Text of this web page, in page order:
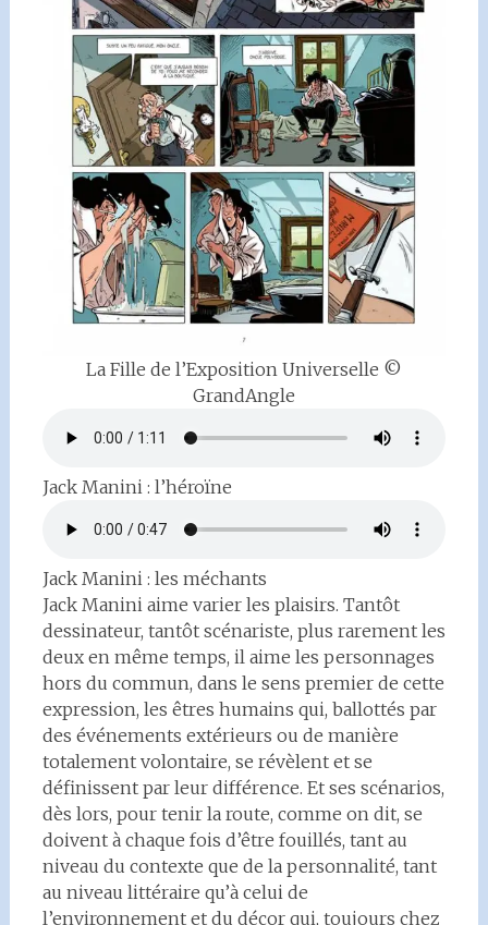
La Fille de l’Exposition Universelle ©
GrandAngle
Jack Manini : l’héroïne
Jack Manini : les méchants
Jack Manini aime varier les plaisirs. Tantôt
dessinateur, tantôt scénariste, plus rarement les
deux en même temps, il aime les personnages
hors du commun, dans le sens premier de cette
expression, les êtres humains qui, ballottés par
des événements extérieurs ou de manière
totalement volontaire, se révèlent et se
définissent par leur différence. Et ses scénarios,
dès lors, pour tenir la route, comme on dit, se
doivent à chaque fois d’être fouillés, tant au
niveau du contexte que de la personnalité, tant
au niveau littéraire qu’à celui de
l’environnement et du décor qui, toujours chez